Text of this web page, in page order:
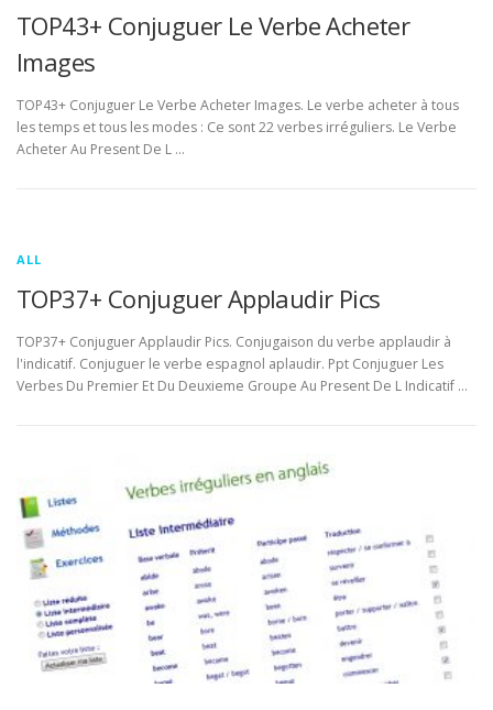
TOP43+ Conjuguer Le Verbe Acheter
Images
TOP43+ Conjuguer Le Verbe Acheter Images. Le verbe acheter à tous
les temps et tous les modes : Ce sont 22 verbes irréguliers. Le Verbe
Acheter Au Present De L …
ALL
TOP37+ Conjuguer Applaudir Pics
TOP37+ Conjuguer Applaudir Pics. Conjugaison du verbe applaudir à
l'indicatif. Conjuguer le verbe espagnol aplaudir. Ppt Conjuguer Les
Verbes Du Premier Et Du Deuxieme Groupe Au Present De L Indicatif …